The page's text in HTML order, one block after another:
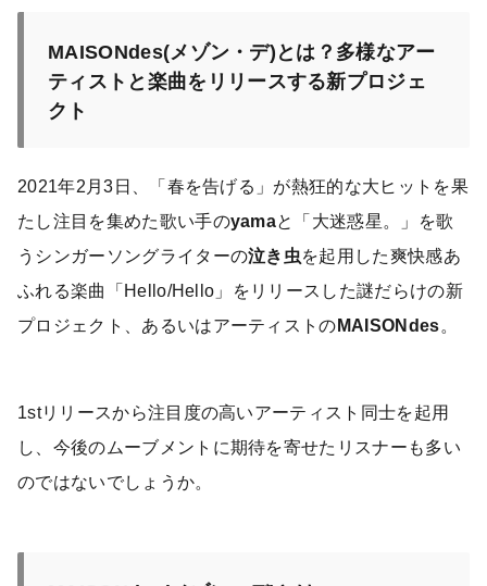
MAISONdes(メゾン・デ)とは？多様なアー
ティストと楽曲をリリースする新プロジェ
クト
2021年2月3日、「春を告げる」が熱狂的な大ヒットを果
たし注目を集めた歌い手のyamaと「大迷惑星。」を歌
うシンガーソングライターの泣き虫を起用した爽快感あ
ふれる楽曲「Hello/Hello」をリリースした謎だらけの新
プロジェクト、あるいはアーティストの MAISONdes。
1stリリースから注目度の高いアーティスト同士を起用
し、今後のムーブメントに期待を寄せたリスナーも多い
のではないでしょうか。